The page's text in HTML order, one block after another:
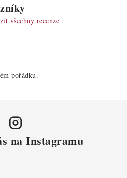
všechny recenze
pořádku.
na Instagramu